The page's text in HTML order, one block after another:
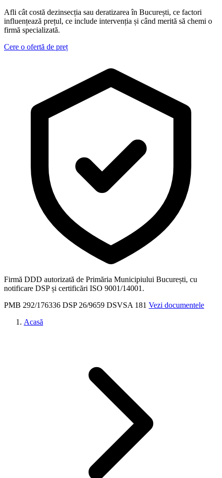
Afli cât costă dezinsecția sau deratizarea în București, ce factori
influențează prețul, ce include intervenția și când merită să chemi o
firmă specializată.
Cere o ofertă de preț
Firmă DDD autorizată de Primăria Municipiului București, cu
notificare DSP și certificări ISO 9001/14001.
PMB 292/176336 DSP 26/9659 DSVSA 181 Vezi documentele
Acasă